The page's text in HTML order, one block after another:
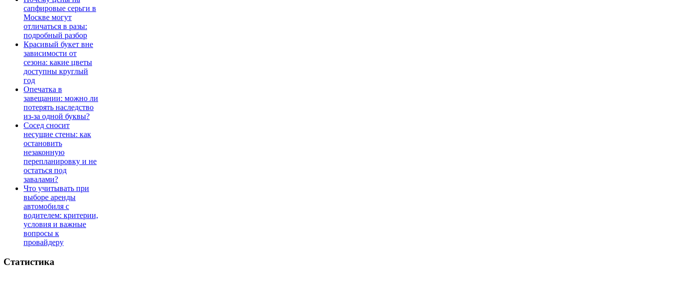
сапфировые серьги в
Москве могут
отличаться в разы:
подробный разбор
Красивый букет вне
зависимости от
сезона: какие цветы
доступны круглый
год
Опечатка в
завещании: можно ли
потерять наследство
из-за одной буквы?
Сосед сносит
несущие стены: как
остановить
незаконную
перепланировку и не
остаться под
завалами?
Что учитывать при
выборе аренды
автомобиля с
водителем: критерии,
условия и важные
вопросы к
провайдеру
Статистика